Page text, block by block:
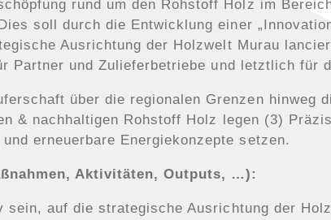
rund um den Rohstoff Holz im Bereich
soll durch die Entwicklung einer
Ausrichtung der Holzwelt Murau
Partner und Zulieferbetriebe und letztlich für
über die regionalen Grenzen hinweg
& nachhaltigen Rohstoff Holz legen (3)
erneuerbare Energiekonzepte setzen.
Aktivitäten, Outputs, …):
auf die strategische Ausrichtung der